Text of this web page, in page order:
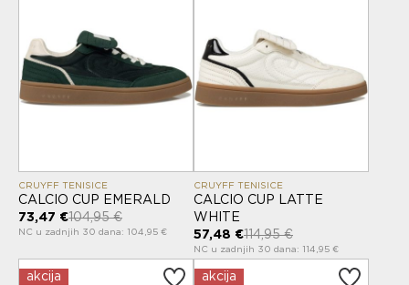
CRUYFF TENISICE
CALCIO CUP EMERALD
73,47 €104,95 €
NC u zadnjih 30 dana: 104,95 €
CRUYFF TENISICE
CALCIO CUP LATTE
WHITE
57,48 €114,95 €
NC u zadnjih 30 dana: 114,95 €
akcija akcija